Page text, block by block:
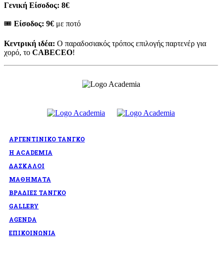
Γενική Είσοδος: 8€
🎟 Είσοδος: 9€ με ποτό
Κεντρική ιδέα: Ο παραδοσιακός τρόπος επιλογής παρτενέρ για
χορό, το CABECEO!
ΑΡΓΕΝΤΙΝΙΚΟ ΤΑΝΓΚΟ
Η ACADEMIA
ΔΑΣΚΑΛΟΙ
ΜΑΘΗΜΑΤΑ
ΒΡΑΔΙΕΣ ΤΑΝΓΚΟ
GALLERY
AGENDA
ΕΠΙΚΟΙΝΩΝΙΑ